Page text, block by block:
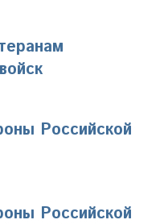
Российской
Российской